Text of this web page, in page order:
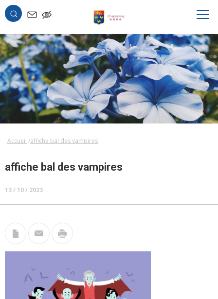
OK
Accueil affiche bal des vampires
affiche bal des vampires
13 / 10 / 2023